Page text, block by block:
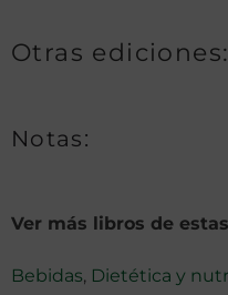
Otras ediciones:
Notas:
Ver más libros de
Bebidas, Dietética y